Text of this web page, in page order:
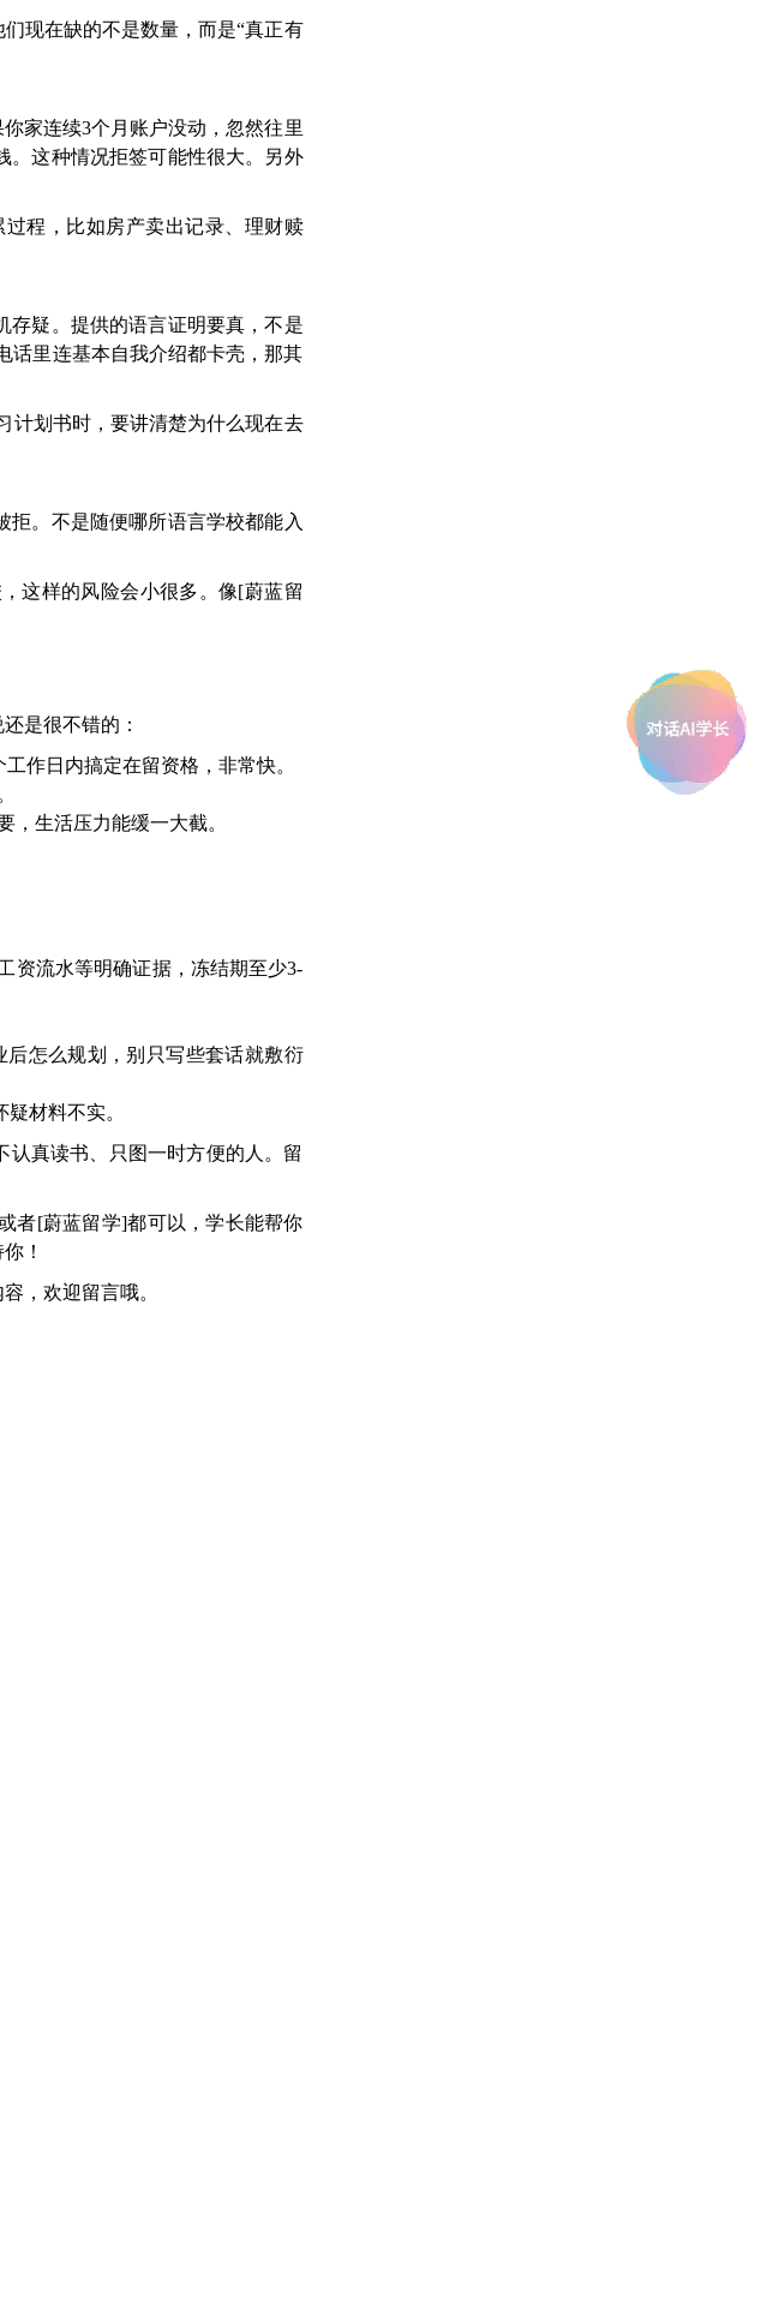
现在缺的不是数量，而是“真正有
家连续3个月账户没动，忽然往里
。这种情况拒签可能性很大。另外
程，比如房产卖出记录、理财赎
存疑。提供的语言证明要真，不是
话里连基本自我介绍都卡壳，那其
计划书时，要讲清楚为什么现在去
拒。不是随便哪所语言学校都能入
这样的风险会小很多。像[蔚蓝留
是很不错的：
作日内搞定在留资格，非常快。
，生活压力能缓一大截。
资流水等明确证据，冻结期至少3-
怎么规划，别只写些套话就敷衍
材料不实。
认真读书、只图一时方便的人。留
者[蔚蓝留学]都可以，学长能帮你
！
，欢迎留言哦。